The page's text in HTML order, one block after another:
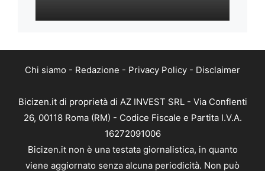
Chi siamo - Redazione - Privacy Policy - Disclaimer
Bicizen.it di proprietà di AZ INVEST SRL - Via Conflenti
26, 00118 Roma (RM) - Codice Fiscale e Partita I.V.A.
16272091006
Bicizen.it non è una testata giornalistica, in quanto
viene aggiornato senza alcuna periodicità. Non può